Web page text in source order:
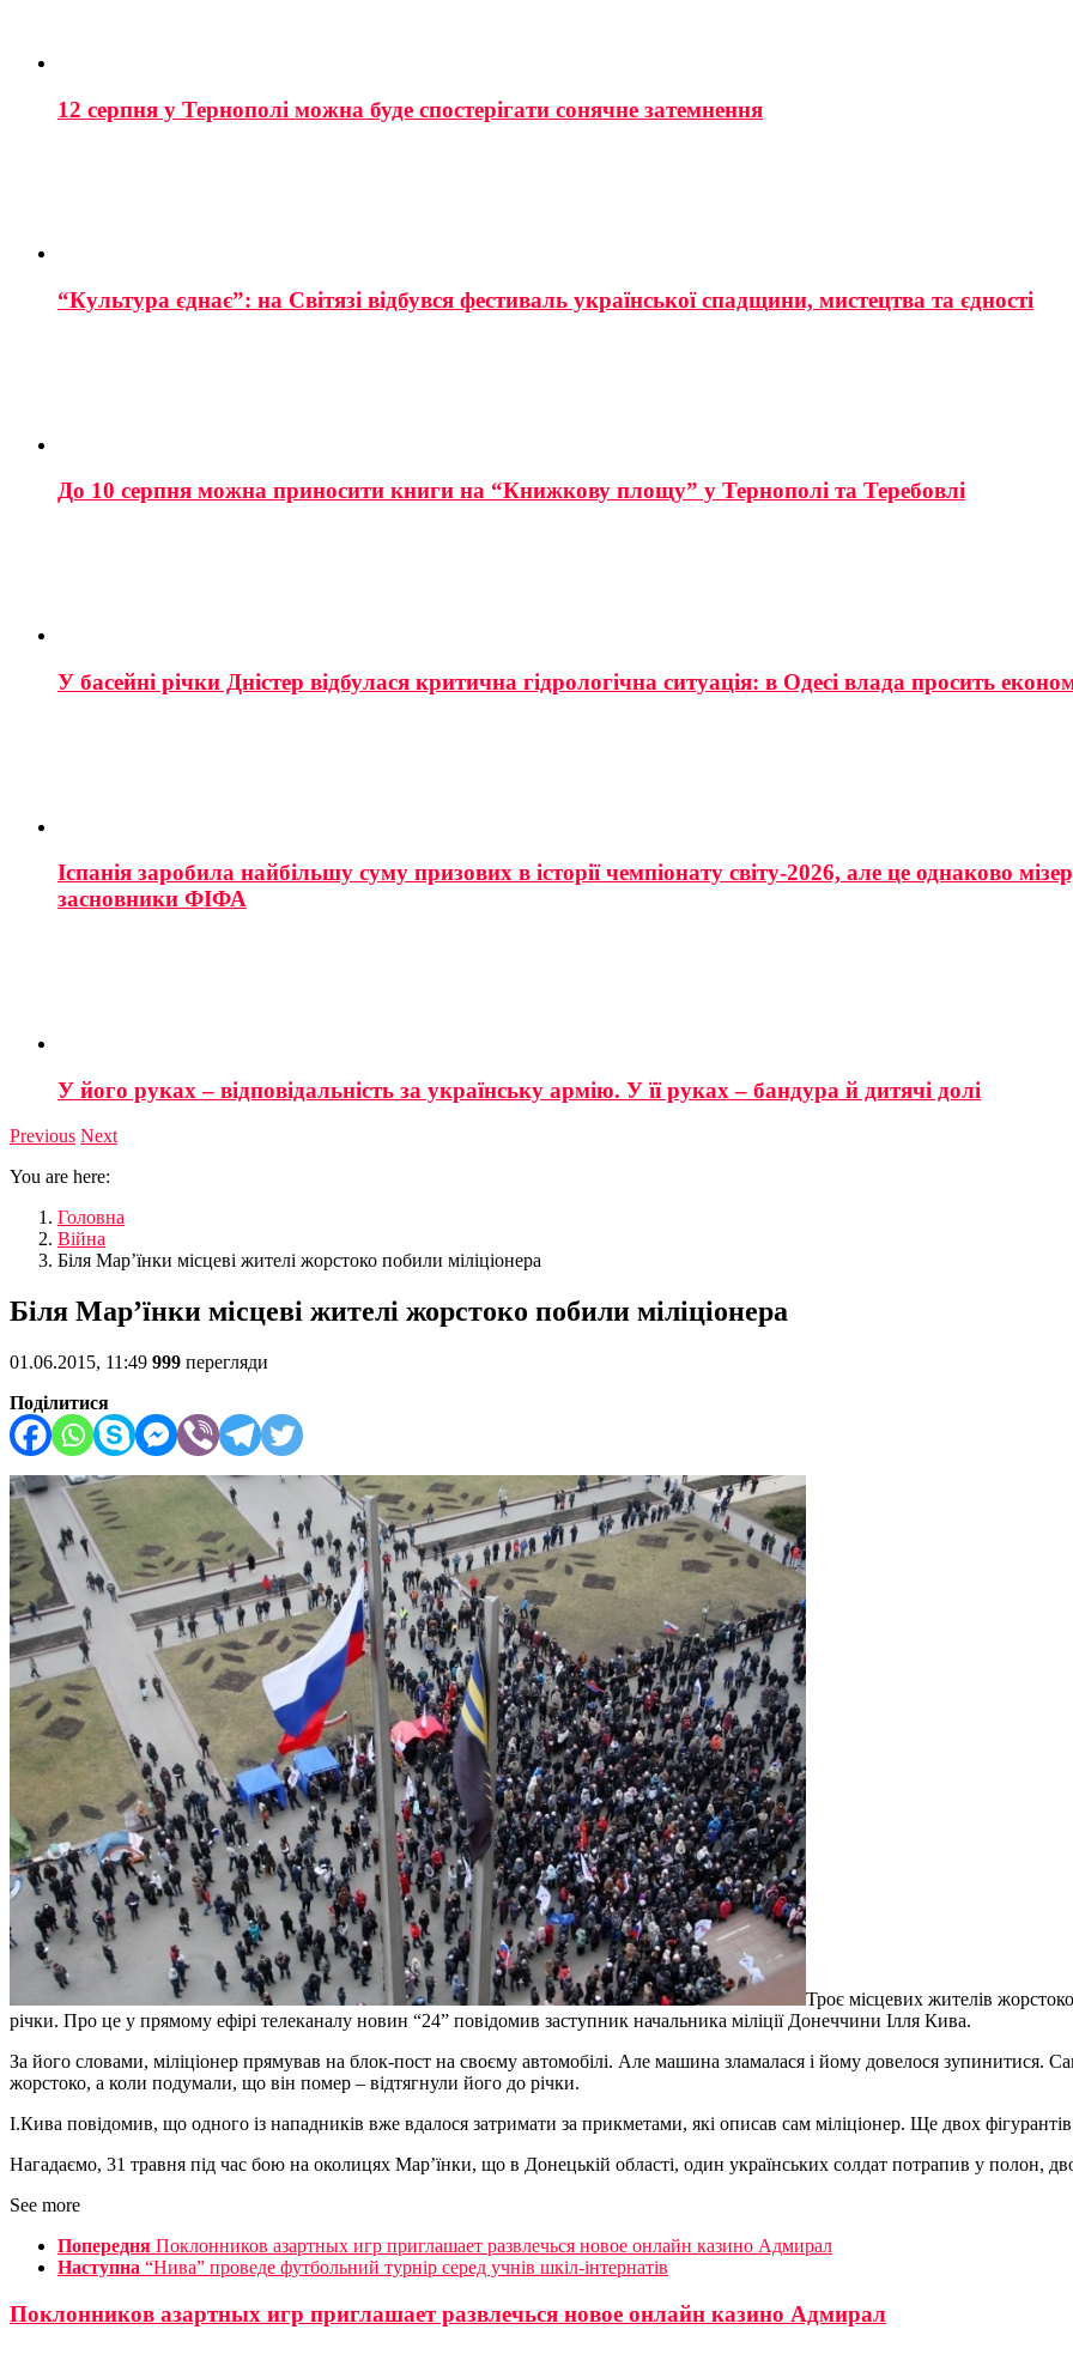
12 серпня у Тернополі можна буде спостерігати сонячне затемнення
“Культура єднає”: на Світязі відбувся фестиваль української спадщини, мистецтва та єдності
До 10 серпня можна приносити книги на “Книжкову площу” у Тернополі та Теребовлі
У басейні річки Дністер відбулася критична гідрологічна ситуація: в Одесі влада просить
Іспанія заробила найбільшу суму призових в історії чемпіонату світу-2026, але це однаково
засновники ФІФА
У його руках – відповідальність за українську армію. У її руках – бандура й дитячі долі
Previous Next
You are here:
Головна
Війна
Біля Мар’їнки місцеві жителі жорстоко побили міліціонера
Біля Мар’їнки місцеві жителі жорстоко побили міліціонера
01.06.2015, 11:49 999 перегляди
Поділитися
Троє місцевих жителів
річки. Про це у прямому ефірі телеканалу новин “24” повідомив заступник начальника міліції Донеччини Ілля Кива.
За його словами, міліціонер прямував на блок-пост на своєму автомобілі. Але машина зламалася і йому довелося зупинитися.
жорстоко, а коли подумали, що він помер – відтягнули його до річки.
І.Кива повідомив, що одного із нападників вже вдалося затримати за прикметами, які описав сам міліціонер. Ще двох
Нагадаємо, 31 травня під час бою на околицях Мар’їнки, що в Донецькій області, один українських солдат потрапив у полон,
See more
Попередня Поклонников азартных игр приглашает развлечься новое онлайн казино Адмирал
Наступна “Нива” проведе футбольний турнір серед учнів шкіл-інтернатів
Поклонников азартных игр приглашает развлечься новое онлайн казино Адмирал